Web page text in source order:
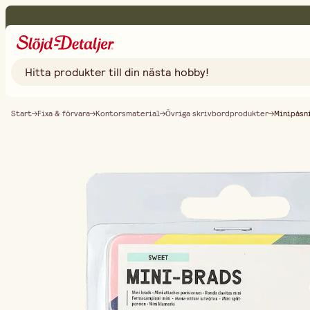
Start Fixa & förvara Kontorsmaterial Övriga skrivbordprodukter